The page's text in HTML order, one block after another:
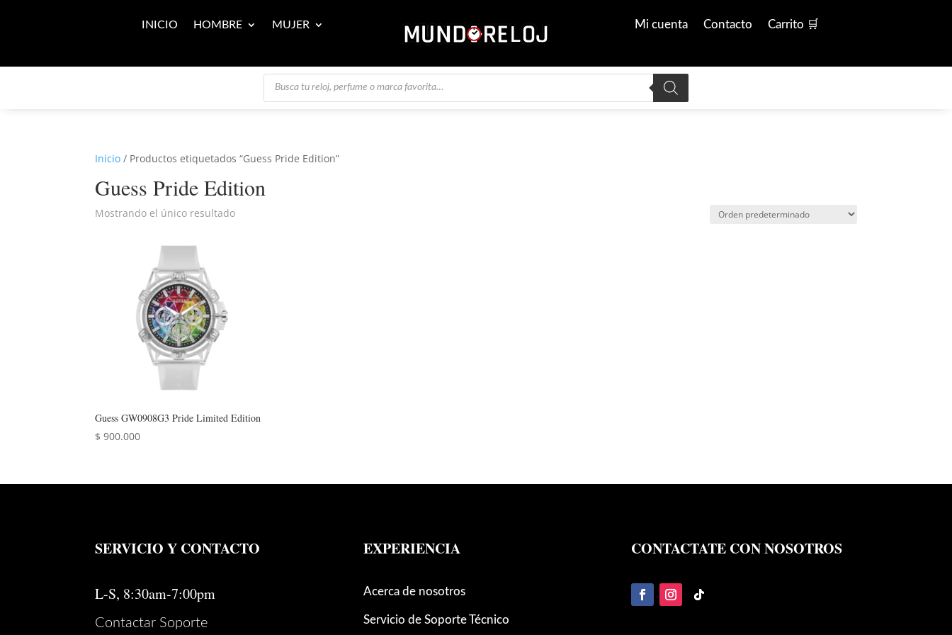
INICIO HOMBRE MUJER Mi cuenta Contacto Carrito 🛒
Búsqueda
productos
Inicio / Productos etiquetados “Guess Pride Edition”
Guess Pride Edition
Mostrando el único resultado
Guess GW0908G3 Pride Limited Edition
$ 900.000
SERVICIO Y CONTACTO
L-S, 8:30am-7:00pm
Contactar Soporte
EXPERIENCIA
Acerca de nosotros
Servicio de Soporte Técnico
CONTACTATE CON NOSOTROS